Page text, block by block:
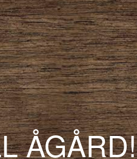
ÅGÅRD!